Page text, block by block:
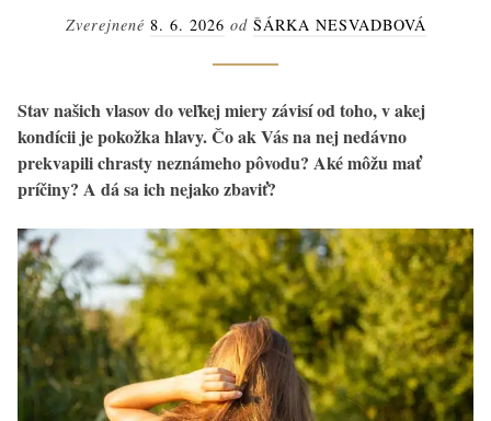
Zverejnené 8. 6. 2026 od ŠÁRKA NESVADBOVÁ
Stav našich vlasov do veľkej miery závisí od toho, v akej
kondícii je pokožka hlavy. Čo ak Vás na nej nedávno
prekvapili chrasty neznámeho pôvodu? Aké môžu mať
príčiny? A dá sa ich nejako zbaviť?